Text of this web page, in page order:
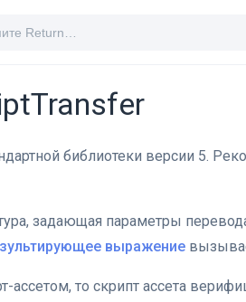
библиотеки версии 5.
задающая параметры
выражение
ассетом, то скрипт ассета